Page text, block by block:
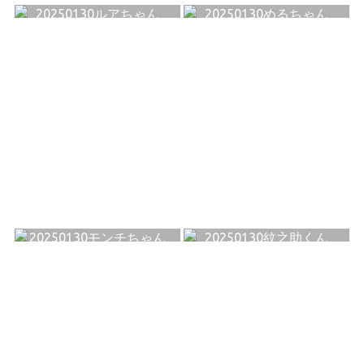
20250130ルアちゃん 20250130めるちゃん
20250130モンチちゃん 20250130紋之助くん